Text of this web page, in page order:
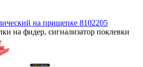
на прищепке 8102205
на фидер, сигнализатор поклевки